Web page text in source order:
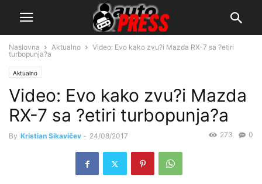
Naslovna Aktualno
Video: Evo kako zvu?i Mazda RX-7 sa ?etiri
turbopunja?a
Aktualno
Video: Evo kako zvu?i Mazda
RX-7 sa ?etiri turbopunja?a
By Kristian Sikavičev - 24/08/2017 0
273